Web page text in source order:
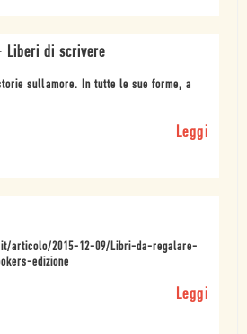
Liberi di scrivere
sullamore. In tutte le sue forme, a
Leggi
articolo/2015-12-09/Libri-da-regalare-
edizione
Leggi